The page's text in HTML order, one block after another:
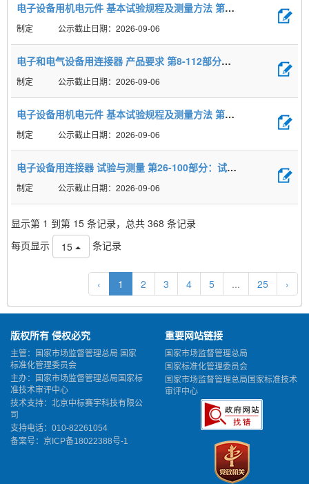
电子设备用机电元件 基本试验规程及测量方法 第6-5部分∶动态应力试验 试验6e∶随机振动
制定 2026-09-06
电子和电气设备用连接器 产品要求 第8-112部分：电源连接器 2芯50A塑料外壳卡扣锁紧IP65/IP67防护等级矩形连接器详细规范
制定 2026-09-06
电子设备用机电元件 基本试验规程及测量方法 第1-4部分∶一般检查 试验1d∶接触件防护效果(防斜插)
制定 2026-09-06
电子设备用连接器 试验与测量 第26-100部分：试验26a至26g：符合GB/T 15157.7的连接器测量设置、试验与参考配置及测量方法
制定 2026-09-06
显示第 1 到第 15 条记录，总共 368 条记录
每页显示
15 条记录
‹ 1 2 3 4 5 ... 25 ›
版权所有 侵权必究
主管：国家市场监督管理总局 国家
标准化管理委员会
主办：国家市场监督管理总局国家标
准技术审评中心
技术支持：北京中标赛宇科技有限公
司
支持电话：010-82261054
备案号： 京ICP备18022388号-1
重要网站链接
国家市场监督管理总局
国家标准化管理委员会
国家市场监督管理总局国家标准技术
审评中心